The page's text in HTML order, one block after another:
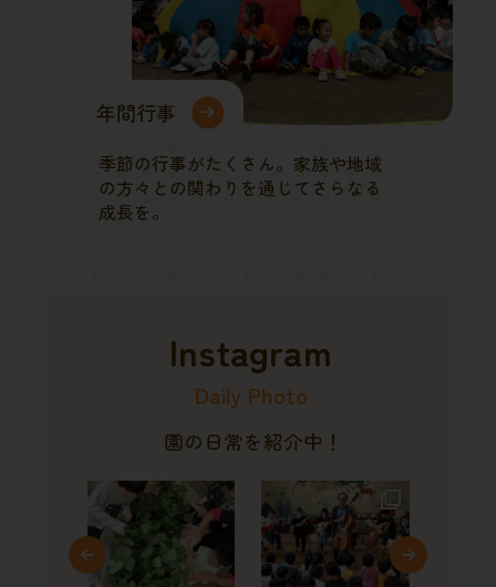
年間行事
季節の行事がたくさん。家族や地域
の方々との関わりを通じてさらなる
成長を。
Instagram
Daily Photo
園の日常を紹介中！